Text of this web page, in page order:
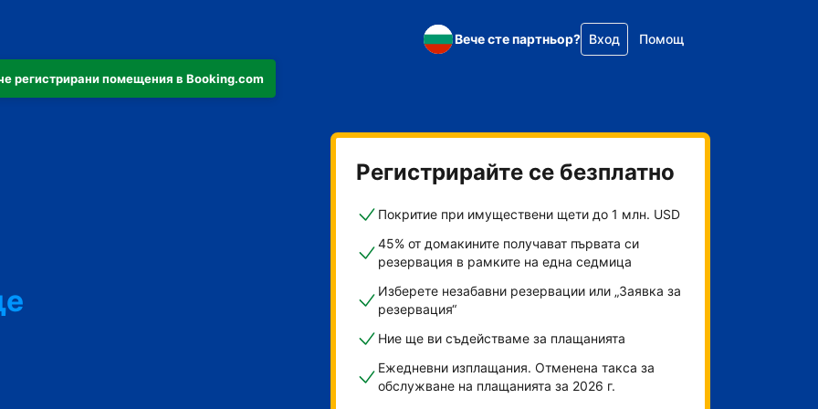
регистрирани помещения в Booking.com
Вече сте партньор? Вход Помощ
Регистрирайте се безплатно
Покритие при имуществени щети до 1 млн. USD
45% от домакините получават първата си
резервация в рамките на една седмица
Изберете незабавни резервации или „Заявка за
резервация“
Ние ще ви съдействаме за плащанията
Ежедневни изплащания. Отменена такса за
обслужване на плащанията за 2026 г.